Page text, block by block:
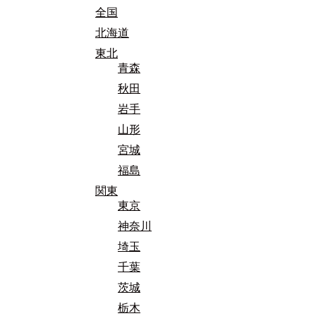
全国
北海道
東北
青森
秋田
岩手
山形
宮城
福島
関東
東京
神奈川
埼玉
千葉
茨城
栃木